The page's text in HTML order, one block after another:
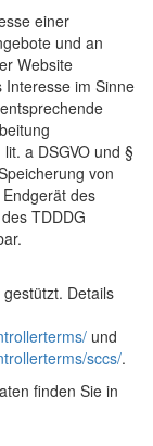
einer
und an
Website
im Sinne
a DSGVO und §
von
des
TDDDG
Details
und
sccs/.
finden Sie in